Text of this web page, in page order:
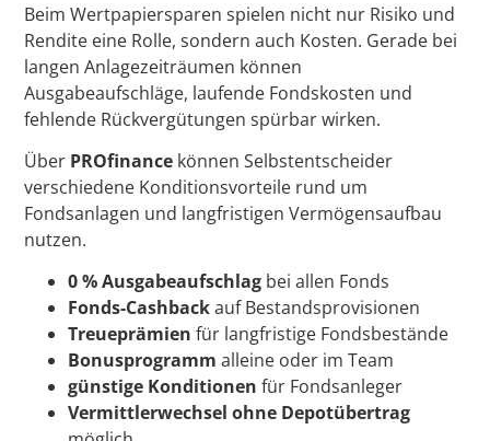
Beim Wertpapiersparen spielen nicht nur Risiko und
Rendite eine Rolle, sondern auch Kosten. Gerade bei
langen Anlagezeiträumen können
Ausgabeaufschläge, laufende Fondskosten und
fehlende Rückvergütungen spürbar wirken.
Über PROfinance können Selbstentscheider
verschiedene Konditionsvorteile rund um
Fondsanlagen und langfristigen Vermögensaufbau
nutzen.
0 % Ausgabeaufschlag bei allen Fonds
Fonds-Cashbackauf Bestandsprovisionen
Treueprämien für langfristige Fondsbestände
Bonusprogramm alleine oder im Team
günstige Konditionen für Fondsanleger
Vermittlerwechsel ohne Depotübertrag